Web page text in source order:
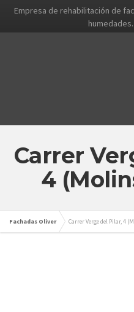
Empresa de rehabilitación de
Carrer
4
Fachadas Oliver Carrer Verge del Pilar, 4